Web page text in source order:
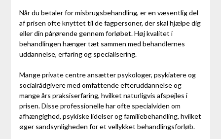
Når du betaler for misbrugsbehandling, er en væsentlig del
af prisen ofte knyttet til de fagpersoner, der skal hjælpe dig
eller din pårørende gennem forløbet. Høj kvalitet i
behandlingen hænger tæt sammen med behandlernes
uddannelse, erfaring og specialisering.
Mange private centre ansætter psykologer, psykiatere og
socialrådgivere med omfattende efteruddannelse og
mange års praksiserfaring, hvilket naturligvis afspejles i
prisen. Disse professionelle har ofte specialviden om
afhængighed, psykiske lidelser og familiebehandling, hvilket
øger sandsynligheden for et vellykket behandlingsforløb.